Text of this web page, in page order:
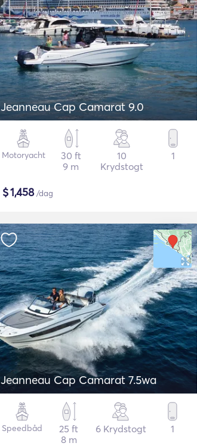
Jeanneau Cap Camarat 9.0
Motoryacht
30 ft
9 m
10
Krydstogt
1
$1,458/dag
Jeanneau Cap Camarat 7.5wa
Speedbåd
25 ft
8 m
6 Krydstogt 1